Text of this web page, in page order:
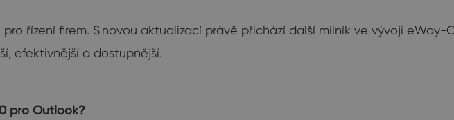
řízení firem. S novou aktualizací právě přichází další milník ve vývoji eWay-
efektivnější a dostupnější.
pro Outlook?